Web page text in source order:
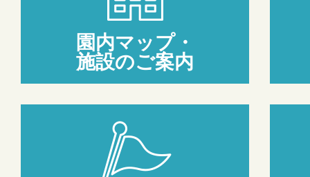
園内マップ・
施設のご案内